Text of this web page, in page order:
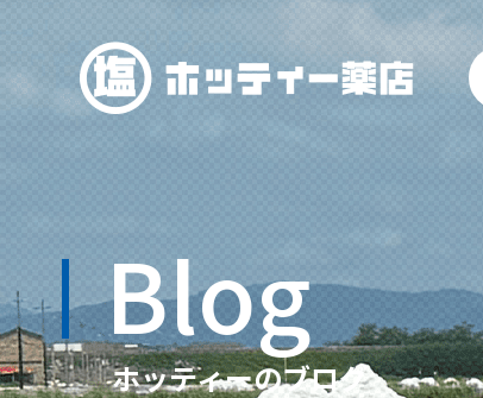
Blog
ホッティーのブログ